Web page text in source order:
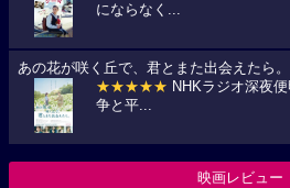
にならなく...
あの花が咲く丘で、君とまた出会えたら。
★★★★★ NHKラジオ深夜
争と平...
映画レビュー